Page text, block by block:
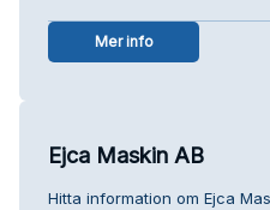
Mer info
Ejca Maskin AB
Hitta information om Ejca